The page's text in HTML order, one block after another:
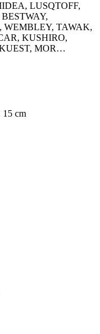
LUSQTOFF,
TAWAK,
KUSHIRO,
MOR…
15 cm